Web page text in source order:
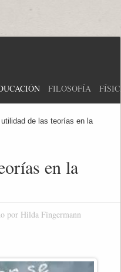
FILOSOFÍA
utilidad de las teorías en la
en la
por Hilda Fingermann